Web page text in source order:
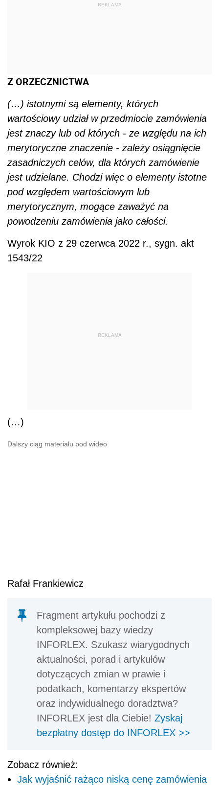
REKLAMA
Z ORZECZNICTWA
(…) istotnymi są elementy, których
wartościowy udział w przedmiocie zamówienia
jest znaczy lub od których - ze względu na ich
merytoryczne znaczenie - zależy osiągnięcie
zasadniczych celów, dla których zamówienie
jest udzielane. Chodzi więc o elementy istotne
pod względem wartościowym lub
merytorycznym, mogące zaważyć na
powodzeniu zamówienia jako całości.
Wyrok KIO z 29 czerwca 2022 r., sygn. akt
1543/22
REKLAMA
(…)
Dalszy ciąg materiału pod wideo
Rafał Frankiewicz
Fragment artykułu pochodzi z
kompleksowej bazy wiedzy
INFORLEX. Szukasz wiarygodnych
aktualności, porad i artykułów
dotyczących zmian w prawie i
podatkach, komentarzy ekspertów
oraz indywidualnego doradztwa?
INFORLEX jest dla Ciebie! Zyskaj
bezpłatny dostęp do INFORLEX >>
Zobacz również:
Jak wyjaśnić rażąco niską cenę zamówienia